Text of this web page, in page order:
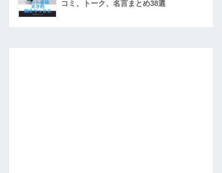
コミ、トーク、名言まとめ38選